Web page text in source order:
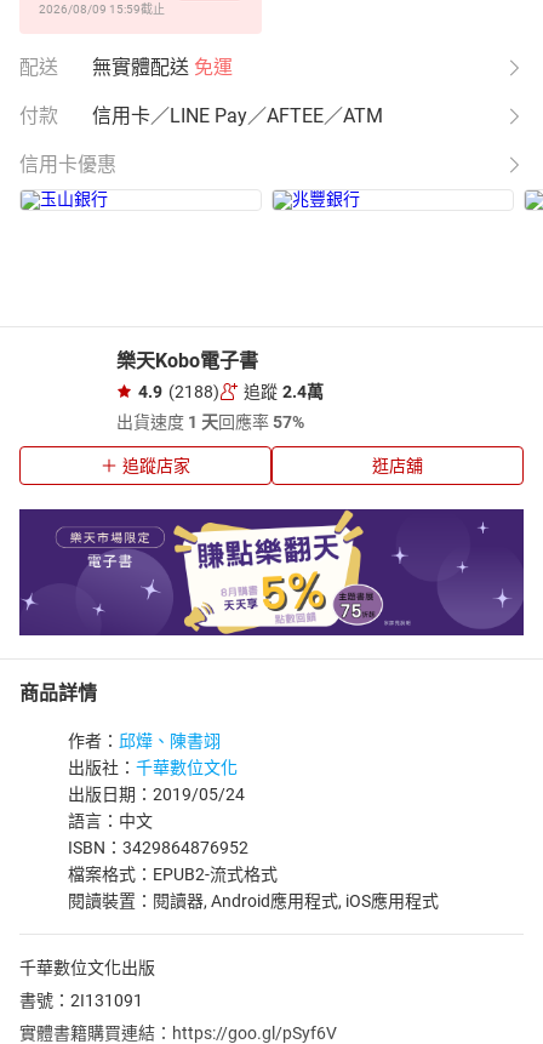
2026/08/09 15:59截止
配送 無實體配送 免運
付款 信用卡／LINE Pay／AFTEE／ATM
信用卡優惠
樂天Kobo電子書
4.9 (2188) 追蹤 2.4萬
出貨速度 1 天回應率57%
追蹤店家 逛店舖
商品詳情
作者： 邱燁、陳書翊
出版社： 千華數位文化
出版日期：2019/05/24
語言：中文
ISBN：3429864876952
檔案格式：EPUB2-流式格式
閱讀裝置：閱讀器, Android應用程式, iOS應用程式
千華數位文化出版
書號：2I131091
實體書籍購買連結：https://goo.gl/pSyf6V